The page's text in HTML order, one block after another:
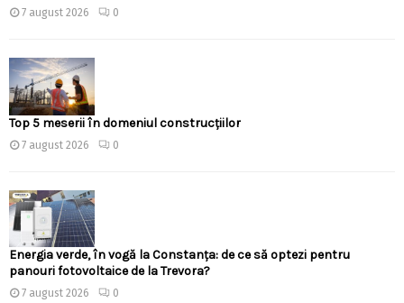
7 august 2026 0
Top 5 meserii în domeniul construcțiilor
7 august 2026 0
Energia verde, în vogă la Constanța: de ce să optezi pentru
panouri fotovoltaice de la Trevora?
7 august 2026 0